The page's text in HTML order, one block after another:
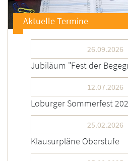
Aktuelle Termine
26.09.2026
Jubiläum "Fest der
12.07.2026
Loburger Sommerfest
25.02.2026
Klausurpläne Oberstufe